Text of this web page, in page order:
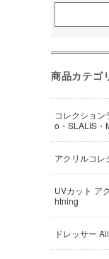
商品カテゴ
コレクショ
o・SLALIS・
アクリルコ
UVカット ア
htning
ドレッサー